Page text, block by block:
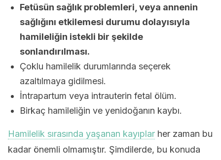
Fetüsün sağlık problemleri, veya annenin
sağlığını etkilemesi durumu dolayısıyla
hamileliğin istekli bir şekilde
sonlandırılması.
Çoklu hamilelik durumlarında seçerek
azaltılmaya gidilmesi.
İntrapartum veya intrauterin fetal ölüm.
Birkaç hamileliğin ve yenidoğanın kaybı.
Hamilelik sırasında yaşanan kayıplar her zaman bu
kadar önemli olmamıştır. Şimdilerde, bu konuda